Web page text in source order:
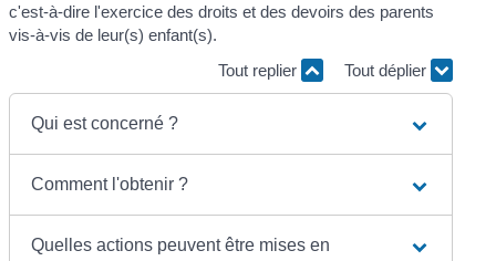
c'est-à-dire l'exercice des droits et des devoirs des parents
vis-à-vis de leur(s) enfant(s).
Tout replier
Tout déplier
Qui est concerné ?
Comment l'obtenir ?
Quelles actions peuvent être mises en